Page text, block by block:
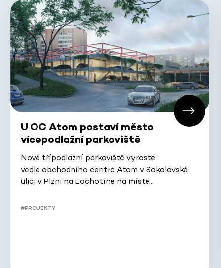
U OC Atom postaví město
vícepodlažní parkoviště
Nové třípodlažní parkoviště vyroste
vedle obchodního centra Atom v Sokolovské
ulici v Plzni na Lochotíně na místě…
#PROJEKTY